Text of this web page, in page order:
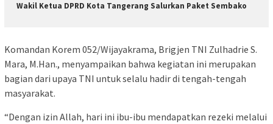
Wakil Ketua DPRD Kota Tangerang Salurkan Paket Sembako
Komandan Korem 052/Wijayakrama, Brigjen TNI Zulhadrie S.
Mara, M.Han., menyampaikan bahwa kegiatan ini merupakan
bagian dari upaya TNI untuk selalu hadir di tengah-tengah
masyarakat.
“Dengan izin Allah, hari ini ibu-ibu mendapatkan rezeki melalui